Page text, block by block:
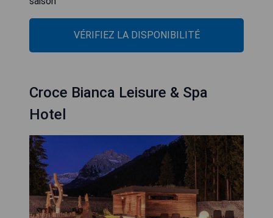
VÉRIFIEZ LA DISPONIBILITÉ
Croce Bianca Leisure & Spa
Hotel